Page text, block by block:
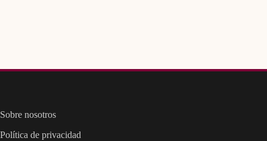
Sobre nosotros
Política de privacidad